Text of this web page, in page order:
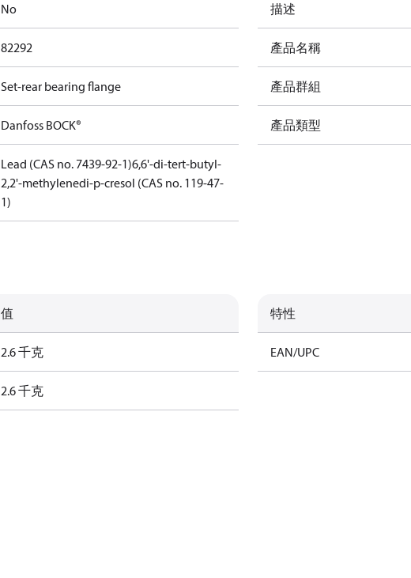
No
82292
Set-rear bearing flange
Danfoss BOCK®
Lead (CAS no. 7439-92-1)6,6'-di-tert-butyl-
2,2'-methylenedi-p-cresol (CAS no. 119-47-
1)
描述
產品名稱
產品群組
產品類型
值
2.6 千克
2.6 千克
特性
EAN/UPC